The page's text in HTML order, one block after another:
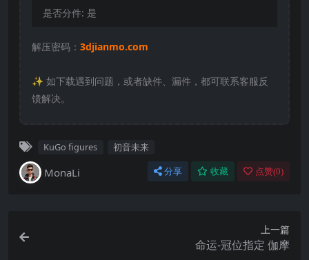
是否分件: 是
解压密码： 3djianmo.com
✨️ 如下载遇到问题，或者缺件、漏件，都可联系客服反
馈解决。
KuGo figures 初音未来
MonaLi 分享 收藏 点赞(0)
上一篇
命运-冠位指定 伽摩